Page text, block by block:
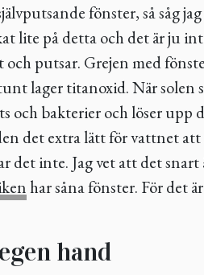
fönster, så såg
lite på detta och det är ju
putsar. Grejen med
lager titanoxid. När solen
och bakterier och löser upp
det extra lätt för vattnet
det inte. Jag vet att det
har såna fönster. För det
hand